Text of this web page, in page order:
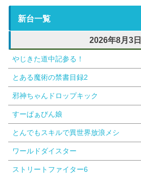
新台一覧
2026年8月3日
やじきた道中記参る！
とある魔術の禁書目録2
邪神ちゃんドロップキック
すーぱぁびん娘
とんでもスキルで異世界放浪メシ
ワールドダイスター
ストリートファイター6